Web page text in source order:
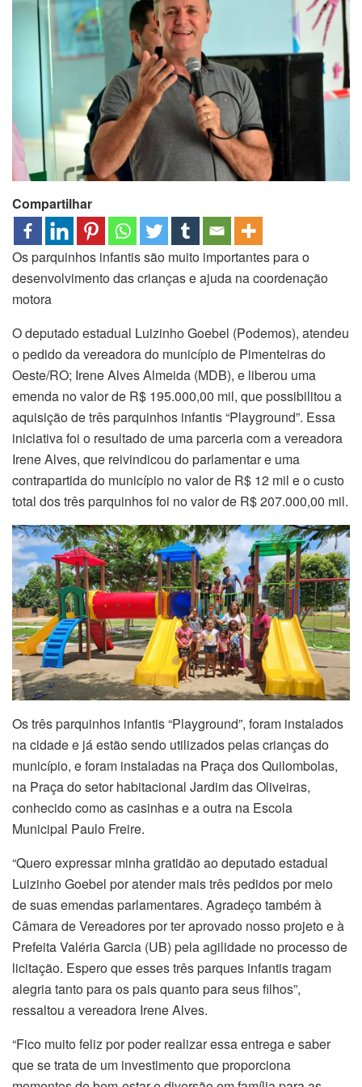
Compartilhar
Os parquinhos infantis são muito importantes para o
desenvolvimento das crianças e ajuda na coordenação
motora
O deputado estadual Luizinho Goebel (Podemos), atendeu
o pedido da vereadora do município de Pimenteiras do
Oeste/RO; Irene Alves Almeida (MDB), e liberou uma
emenda no valor de R$ 195.000,00 mil, que possibilitou a
aquisição de três parquinhos infantis “Playground”. Essa
iniciativa foi o resultado de uma parceria com a vereadora
Irene Alves, que reivindicou do parlamentar e uma
contrapartida do município no valor de R$ 12 mil e o custo
total dos três parquinhos foi no valor de R$ 207.000,00 mil.
Os três parquinhos infantis “Playground”, foram instalados
na cidade e já estão sendo utilizados pelas crianças do
município, e foram instaladas na Praça dos Quilombolas,
na Praça do setor habitacional Jardim das Oliveiras,
conhecido como as casinhas e a outra na Escola
Municipal Paulo Freire.
“Quero expressar minha gratidão ao deputado estadual
Luizinho Goebel por atender mais três pedidos por meio
de suas emendas parlamentares. Agradeço também à
Câmara de Vereadores por ter aprovado nosso projeto e à
Prefeita Valéria Garcia (UB) pela agilidade no processo de
licitação. Espero que esses três parques infantis tragam
alegria tanto para os pais quanto para seus filhos”,
ressaltou a vereadora Irene Alves.
“Fico muito feliz por poder realizar essa entrega e saber
que se trata de um investimento que proporciona